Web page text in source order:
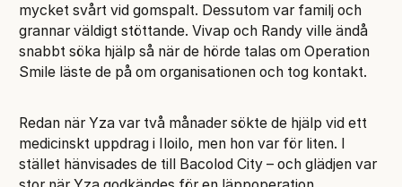
mycket svårt vid gomspalt. Dessutom var familj och
grannar väldigt stöttande. Vivap och Randy ville ändå
snabbt söka hjälp så när de hörde talas om Operation
Smile läste de på om organisationen och tog kontakt.
Redan när Yza var två månader sökte de hjälp vid ett
medicinskt uppdrag i Iloilo, men hon var för liten. I
stället hänvisades de till Bacolod City – och glädjen var